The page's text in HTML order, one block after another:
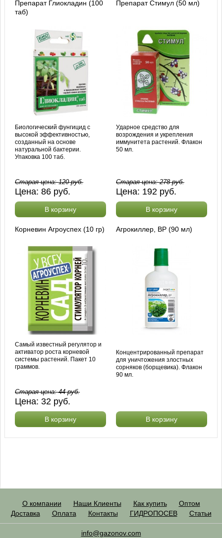
Препарат Глиокладин (100
таб)
Биологический фунгицид с
высокой эффективностью,
созданный на основе
натуральной бактерии.
Упаковка 100 таб.
Старая цена:120руб.
Цена:86 руб.
В корзину
Препарат Стимул (50 мл)
Ударное средство для
возрождения и укрепления
иммунитета растений. Флакон
50 мл.
Старая цена:278руб.
Цена: 192 руб.
В корзину
Корневин Агроуспех (10 гр)
Самый известный регулятор и
активатор роста корневой
системы растений. Пакет 10
граммов.
Старая цена:44руб.
Цена:32 руб.
В корзину
Агрокиллер, ВР (90 мл)
Концентрированный препарат
для уничтожения злостных
сорняков (борщевика). Флакон
90 мл.
В корзину
О компании Наши Клиенты Как купить
Оптом
Доставка
Оплата Контакты ГИДРОПОСЕВ Статьи
info@gazonov.com